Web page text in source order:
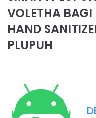
VOLETHA
HAND
PLUPUH